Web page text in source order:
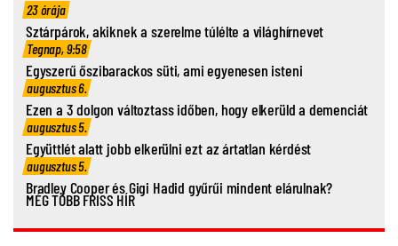
23 órája
Sztárpárok, akiknek a szerelme túlélte a világhírnevet
Tegnap, 9:58
Egyszerű őszibarackos süti, ami egyenesen isteni
augusztus 6.
Ezen a 3 dolgon változtass időben, hogy elkerüld a demenciát
augusztus 5.
Együttlét alatt jobb elkerülni ezt az ártatlan kérdést
augusztus 5.
Bradley Cooper és Gigi Hadid gyűrűi mindent elárulnak?
MÉG TÖBB FRISS HÍR